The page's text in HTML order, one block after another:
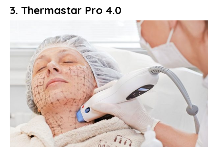
3. Thermastar Pro 4.0